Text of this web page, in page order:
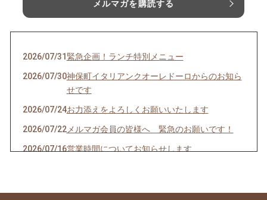
メルマガを購読する
2026/07/31 緊急企画！ランチ特別メニュー
2026/07/30神保町イタリアンクオーレドーロからのお知ら
せです
2026/07/24お力添えをよろしくお願いいたします
2026/07/22メルマガ会員の皆様へ 緊急のお願いです！
2026/07/16営業時間についてお知らせします